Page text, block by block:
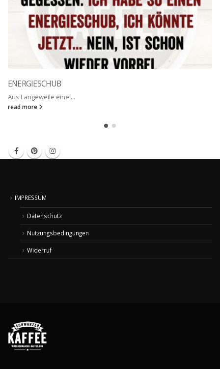
ENERGIESCHUB
Aus Langeweile eine ...
read more
IMPRESSUM
Datenschutz
Nutzungsbedingungen
Widerruf